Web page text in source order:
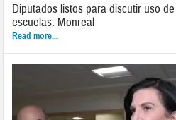
Diputados listos para discutir uso
escuelas: Monreal
Read more...